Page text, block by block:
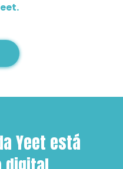
Yeet está